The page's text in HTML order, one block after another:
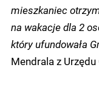
mieszkaniec
na wakacje dla 2
który ufundowała
Mendrala z